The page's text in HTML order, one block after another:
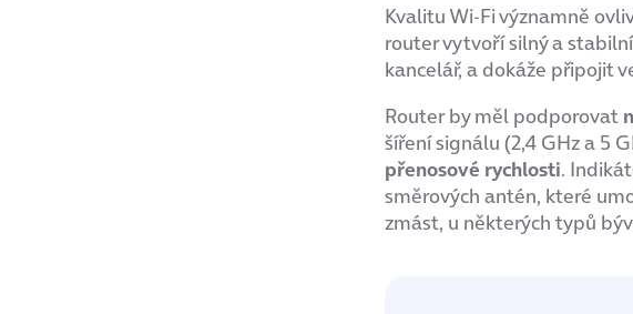
Kvalitu Wi-Fi významně
router vytvoří silný a
kancelář, a dokáže připojit
Router by měl podporovat
šíření signálu (2,4 GHz a 5
přenosové rychlosti.
směrových antén, které
zmást, u některých typů